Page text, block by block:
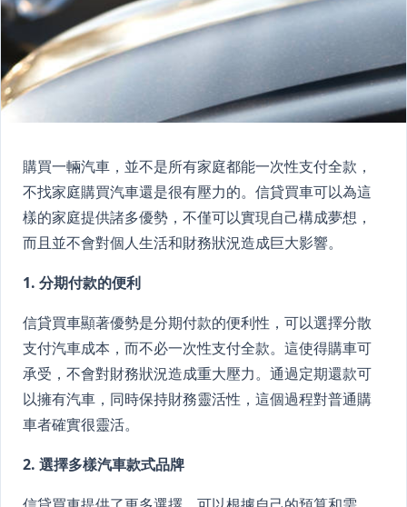
購買一輛汽車，並不是所有家庭都能一次性支付全款，
不找家庭購買汽車還是很有壓力的。信貸買車可以為這
樣的家庭提供諸多優勢，不僅可以實現自己構成夢想，
而且並不會對個人生活和財務狀況造成巨大影響。
1. 分期付款的便利
信貸買車顯著優勢是分期付款的便利性，可以選擇分散
支付汽車成本，而不必一次性支付全款。這使得購車可
承受，不會對財務狀況造成重大壓力。通過定期還款可
以擁有汽車，同時保持財務靈活性，這個過程對普通購
車者確實很靈活。
2. 選擇多樣汽車款式品牌